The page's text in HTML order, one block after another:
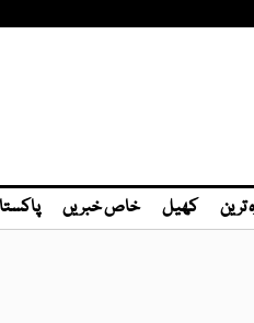
ترین کھیل خاص خبریں